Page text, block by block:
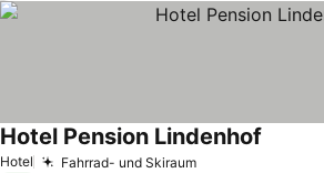
Hotel Fahrrad- und Skiraum
Hotel Pension Lindenhof